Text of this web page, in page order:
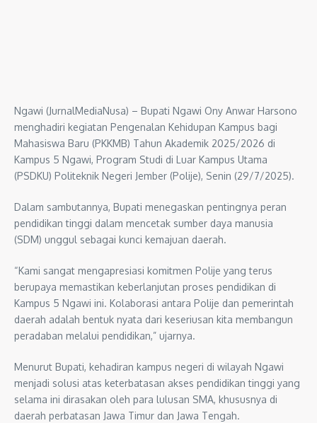
Ngawi (JurnalMediaNusa) – Bupati Ngawi Ony Anwar Harsono
menghadiri kegiatan Pengenalan Kehidupan Kampus bagi
Mahasiswa Baru (PKKMB) Tahun Akademik 2025/2026 di
Kampus 5 Ngawi, Program Studi di Luar Kampus Utama
(PSDKU) Politeknik Negeri Jember (Polije), Senin (29/7/2025).
Dalam sambutannya, Bupati menegaskan pentingnya peran
pendidikan tinggi dalam mencetak sumber daya manusia
(SDM) unggul sebagai kunci kemajuan daerah.
“Kami sangat mengapresiasi komitmen Polije yang terus
berupaya memastikan keberlanjutan proses pendidikan di
Kampus 5 Ngawi ini. Kolaborasi antara Polije dan pemerintah
daerah adalah bentuk nyata dari keseriusan kita membangun
peradaban melalui pendidikan,” ujarnya.
Menurut Bupati, kehadiran kampus negeri di wilayah Ngawi
menjadi solusi atas keterbatasan akses pendidikan tinggi yang
selama ini dirasakan oleh para lulusan SMA, khususnya di
daerah perbatasan Jawa Timur dan Jawa Tengah.